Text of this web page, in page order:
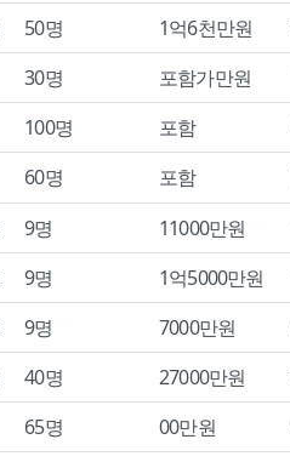
50명 1억6천만원
30명 포함가만원
100명 포함
60명 포함
9명 11000만원
9명 1억5000만원
9명 7000만원
40명 27000만원
65명 00만원